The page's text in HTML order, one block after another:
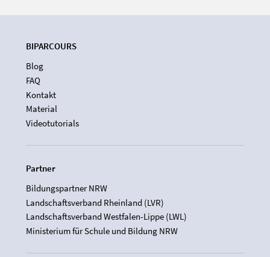
BIPARCOURS
Blog
FAQ
Kontakt
Material
Videotutorials
Partner
Bildungspartner NRW
Landschaftsverband Rheinland (LVR)
Landschaftsverband Westfalen-Lippe (LWL)
Ministerium für Schule und Bildung NRW